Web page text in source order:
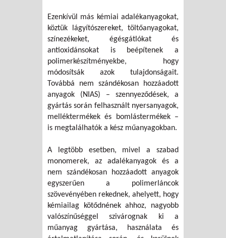
Ezenkívül más kémiai adalékanyagokat,
köztük lágyítószereket, töltőanyagokat,
színezékeket, égésgátlókat és
antioxidánsokat is beépítenek a
polimerkészítményekbe, hogy
módosítsák azok tulajdonságait.
Továbbá nem szándékosan hozzáadott
anyagok (NIAS) – szennyeződések, a
gyártás során felhasznált nyersanyagok,
melléktermékek és bomlástermékek –
is megtalálhatók a kész műanyagokban.
A legtöbb esetben, mivel a szabad
monomerek, az adalékanyagok és a
nem szándékosan hozzáadott anyagok
egyszerűen a polimerláncok
szövevényében rekednek, ahelyett, hogy
kémiailag kötődnének ahhoz, nagyobb
valószínűséggel szivárognak ki a
műanyag gyártása, használata és